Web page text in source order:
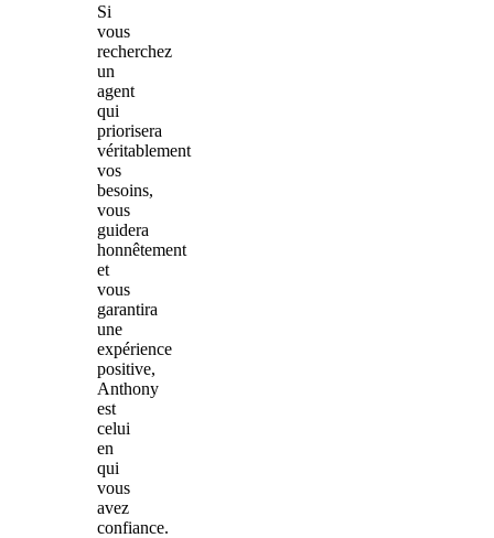
Si
vous
recherchez
un
agent
qui
priorisera
véritablement
vos
besoins,
vous
guidera
honnêtement
et
vous
garantira
une
expérience
positive,
Anthony
est
celui
en
qui
vous
avez
confiance.